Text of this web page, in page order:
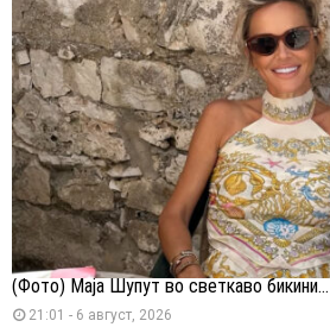
(Фото) Маја Шупут во светкаво бикини...
21:01 - 6 август, 2026